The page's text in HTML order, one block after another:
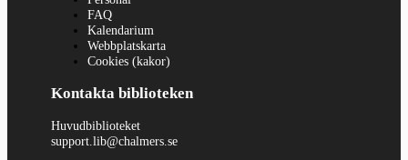
FAQ
Kalendarium
Webbplatskarta
Cookies (kakor)
Kontakta biblioteken
Huvudbiblioteket
support.lib@chalmers.se